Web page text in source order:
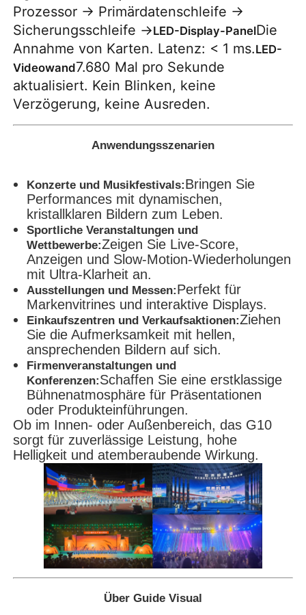
Prozessor → Primärdatenschleife →
Sicherungsschleife →LED-Display-PanelDie
Annahme von Karten. Latenz: < 1 ms.LED-
Videowand7.680 Mal pro Sekunde
aktualisiert. Kein Blinken, keine
Verzögerung, keine Ausreden.
Anwendungsszenarien
Konzerte und Musikfestivals:Bringen Sie
Performances mit dynamischen,
kristallklaren Bildern zum Leben.
Sportliche Veranstaltungen und
Wettbewerbe:Zeigen Sie Live-Score,
Anzeigen und Slow-Motion-Wiederholungen
mit Ultra-Klarheit an.
Ausstellungen und Messen:Perfekt für
Markenvitrines und interaktive Displays.
Einkaufszentren und Verkaufsaktionen:Ziehen
Sie die Aufmerksamkeit mit hellen,
ansprechenden Bildern auf sich.
Firmenveranstaltungen und
Konferenzen:Schaffen Sie eine erstklassige
Bühnenatmosphäre für Präsentationen
oder Produkteinführungen.
Ob im Innen- oder Außenbereich, das G10
sorgt für zuverlässige Leistung, hohe
Helligkeit und atemberaubende Wirkung.
Über Guide Visual